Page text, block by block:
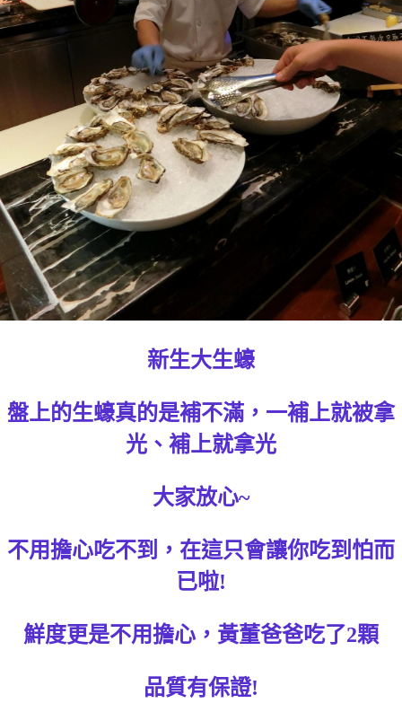
新生大生蠔
盤上的生蠔真的是補不滿，一補上就被拿
光、補上就拿光
大家放心~
不用擔心吃不到，在這只會讓你吃到怕而
已啦!
鮮度更是不用擔心，黃董爸爸吃了2顆
品質有保證!